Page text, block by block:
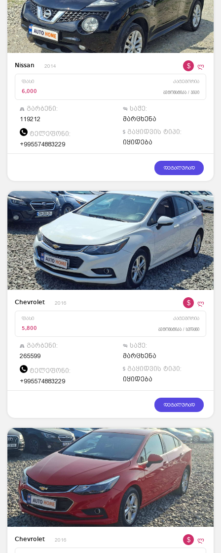
Nissan 2014 $ ლ
ფასი კატეგორია
6,000 ავტომატიკა / ჯიპი
გარბენი:
119212
საჭე:
მარცხენა
ტელეფონი:
+995574883229
გაყიდვის ტიპი:
იყიდება
დეტალურად
Chevrolet 2016 $ ლ
ფასი კატეგორია
5,800 ავტომატიკა / სედანი
გარბენი:
265599
საჭე:
მარცხენა
ტელეფონი:
+995574883229
გაყიდვის ტიპი:
იყიდება
დეტალურად
Chevrolet 2016 $ ლ